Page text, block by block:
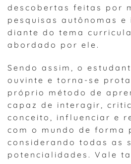
descobertas feitas por
pesquisas autônomas e
diante do tema
abordado por ele.
Sendo assim, o
ouvinte e torna-se
próprio método de
capaz de interagir,
conceito, influenciar e
com o mundo de forma
considerando todas as
potencialidades. Vale